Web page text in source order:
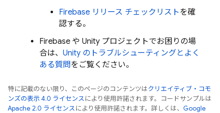
Firebase リリース チェックリストを確
認する。
Firebase や Unity プロジェクトでお困りの場
合は、 Unity のトラブルシューティングとよく
ある質問をご覧ください。
特に記載のない限り、このページのコンテンツはクリエイティブ・コモ
ンズの表示 4.0 ライセンスにより使用許諾されます。コードサンプルは
Apache 2.0 ライセンスにより使用許諾されます。詳しくは、 Google